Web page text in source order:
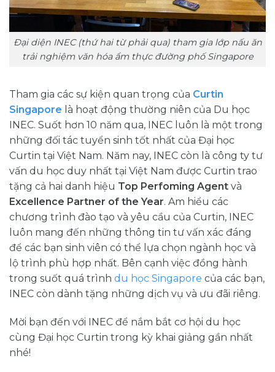
Đại diện INEC (thứ hai từ phải qua) tham gia lớp nấu ăn
trải nghiệm văn hóa ẩm thực đường phố Singapore
Tham gia các sự kiện quan trọng của Curtin
Singapore là hoạt động thường niên của Du học
INEC. Suốt hơn 10 năm qua, INEC luôn là một trong
những đối tác tuyển sinh tốt nhất của Đại học
Curtin tại Việt Nam. Năm nay, INEC còn là công ty tư
vấn du học duy nhất tại Việt Nam được Curtin trao
tặng cả hai danh hiệu Top Perfoming Agent và
Excellence Partner of the Year. Am hiểu các
chương trình đào tạo và yêu cầu của Curtin, INEC
luôn mang đến những thông tin tư vấn xác đáng
để các bạn sinh viên có thể lựa chọn ngành học và
lộ trình phù hợp nhất. Bên cạnh việc đồng hành
trong suốt quá trình du học Singapore của các bạn,
INEC còn dành tặng những dịch vụ và ưu đãi riêng.
Mời bạn đến với INEC để nắm bắt cơ hội du học
cùng Đại học Curtin trong kỳ khai giảng gần nhất
nhé!